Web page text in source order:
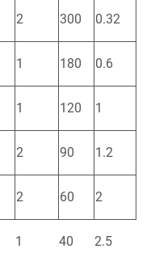
2 300 0.32
1 180 0.6
1 120 1
2 90 1.2
2 60 2
1 40 2.5